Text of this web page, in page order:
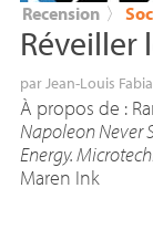
Recension 〉
Réveiller
parJean-Louis
À propos de :
Napoleon Never
Energy.
Maren Ink